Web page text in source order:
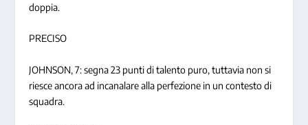
doppia.
PRECISO
JOHNSON, 7: segna 23 punti di talento puro, tuttavia non si
riesce ancora ad incanalare alla perfezione in un contesto di
squadra.